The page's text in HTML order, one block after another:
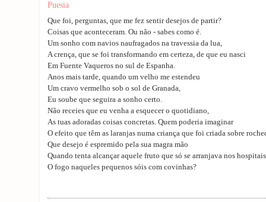
Puesia
Que foi, perguntas, que me fez sentir desejos de partir?
Coisas que aconteceram. Ou não - sabes como é.
Um sonho com navios naufragados na travessia da lua,
A crença, que se foi transformando em certeza, de que eu nasci
Em Fuente Vaqueros no sul de Espanha.
Anos mais tarde, quando um velho me estendeu
Um cravo vermelho sob o sol de Granada,
Eu soube que seguira a sonho certo.
Não receies que eu venha a esquecer o quotidiano,
As tuas adoradas coisas concretas. Quem poderia imaginar
O efeito que têm as laranjas numa criança que foi criada sobre
Que desejo é espremido pela sua magra mão
Quando tenta alcançar aquele fruto que só se arranjava nos
O fogo naqueles pequenos sóis com covinhas?